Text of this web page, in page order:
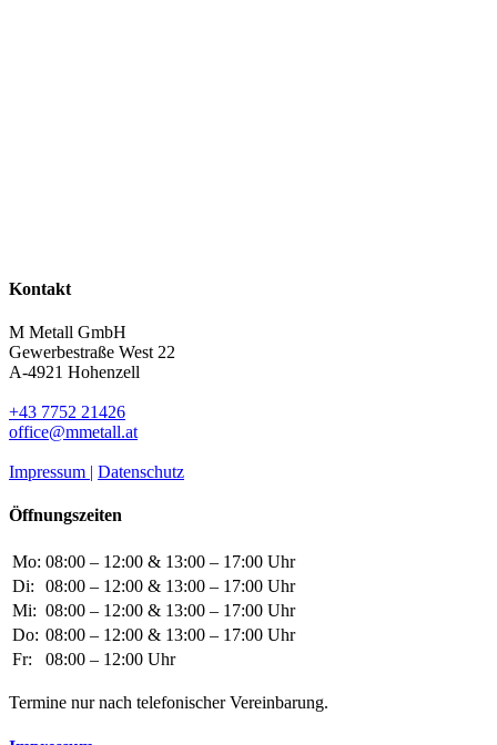
Kontakt
M Metall GmbH
Gewerbestraße West 22
A-4921 Hohenzell
+43 7752 21426
office@mmetall.at
Impressum | Datenschutz
Öffnungszeiten
Mo: 08:00 – 12:00 & 13:00 – 17:00 Uhr
Di:
08:00 – 12:00 & 13:00 – 17:00 Uhr
Mi: 08:00 – 12:00 & 13:00 – 17:00 Uhr
Do: 08:00 – 12:00 & 13:00 – 17:00 Uhr
Fr:
08:00 – 12:00 Uhr
Termine nur nach telefonischer Vereinbarung.